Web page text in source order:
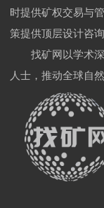
时提供矿权交易与
策提供顶层设计咨
找矿网以学术深
人士，推动全球自